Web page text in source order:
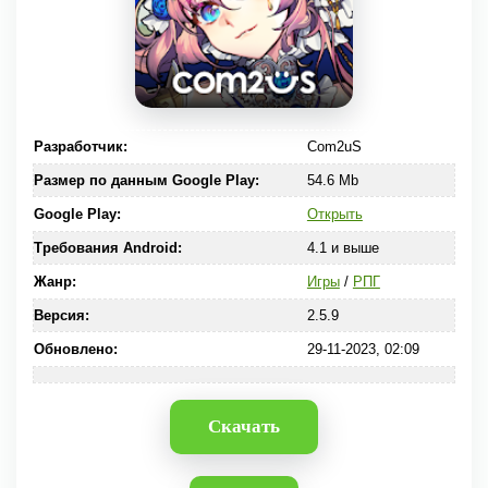
Разработчик: Com2uS
Размер по данным Google Play: 54.6 Mb
Google Play: Открыть
Требования Android: 4.1 и выше
Жанр: Игры/ РПГ
Версия: 2.5.9
Обновлено: 29-11-2023, 02:09
Скачать